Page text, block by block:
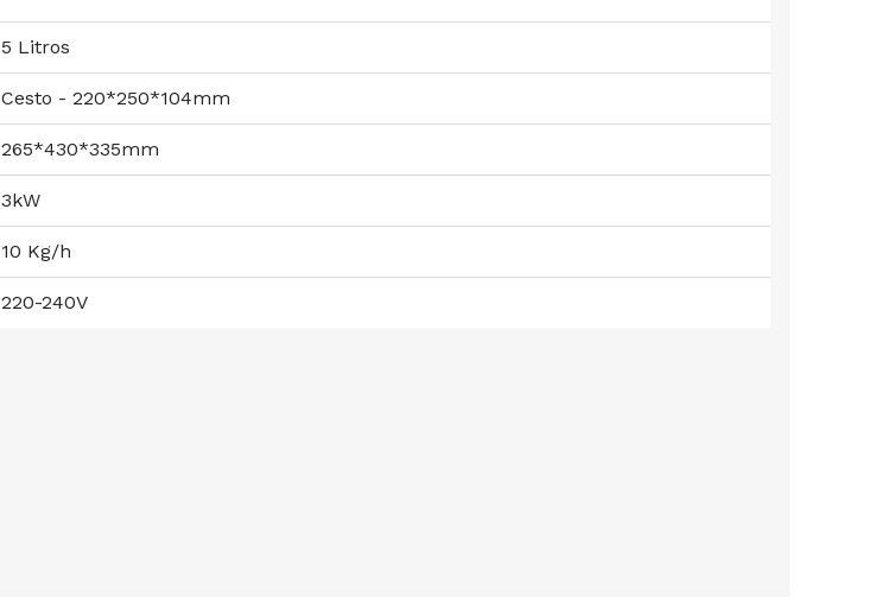
5 Litros
Cesto - 220*250*104mm
265*430*335mm
3kW
10 Kg/h
220-240V